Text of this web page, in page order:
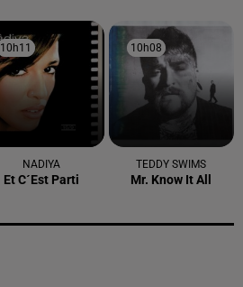
10h11
10h11
NADIYA
Et C´est Parti
10h08
10h08
TEDDY SWIMS
Mr. Know It All